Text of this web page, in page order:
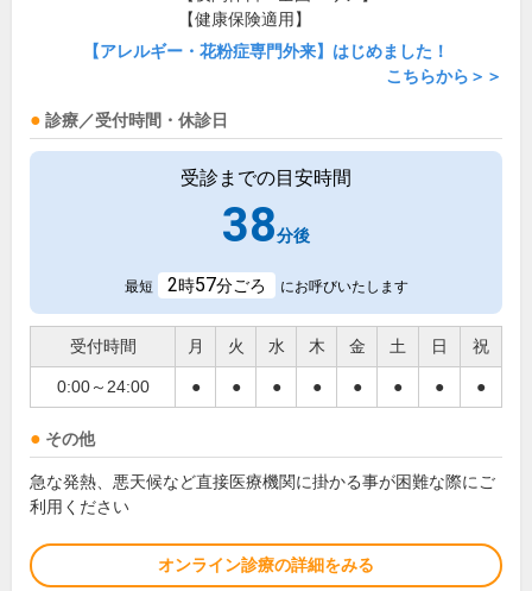
【健康保険適用】
【アレルギー・花粉症専門外来】はじめました！
こちらから＞＞
診療／受付時間・休診日
受診までの目安時間
38分後
最短 2時57分ごろ にお呼びいたします
受付時間 月 火 水 木 金 土 日 祝
0:00～24:00 ● ● ● ● ● ● ● ●
その他
急な発熱、悪天候など直接医療機関に掛かる事が困難な際にご
利用ください
オンライン診療の詳細をみる